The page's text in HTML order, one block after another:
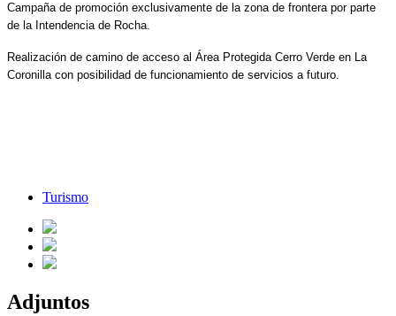
Campaña de promoción exclusivamente de la zona de frontera por parte
de la Intendencia de Rocha.
Realización de camino de acceso al Área Protegida Cerro Verde en La
Coronilla con posibilidad de funcionamiento de servicios a futuro.
Turismo
Adjuntos